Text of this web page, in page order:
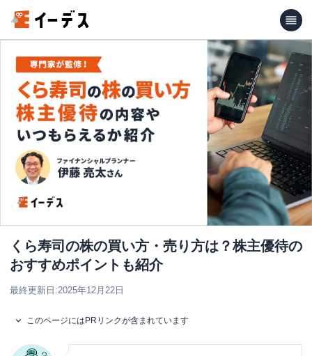
くら寿司の株の買い方・売り方は？株主優待の
おすすめポイントも紹介
最終更新日:2025年12月22日
このページにはPRリンクが含まれています